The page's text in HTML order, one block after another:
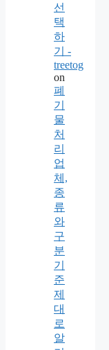
선
택
하
기 -
treetog
on
폐
기
물
처
리
업
체,
종
류
와
구
분
기
준
제
대
로
알